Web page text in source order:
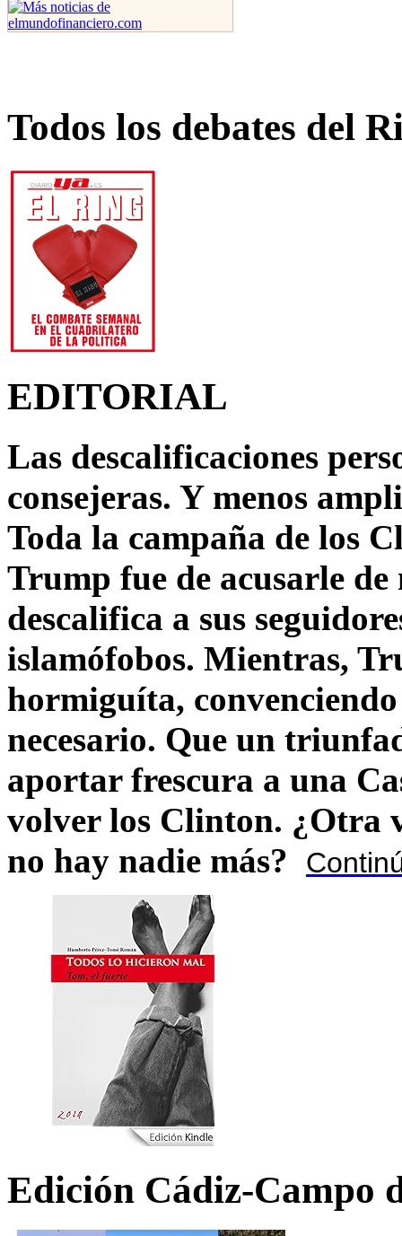
Todos los debates del
EDITORIAL
Las descalificaciones
consejeras. Y menos
Toda la campaña de los
Trump fue de acusarle
descalifica a sus
islamófobos. Mientras,
hormiguíta,
necesario. Que un
aportar frescura a una
volver los Clinton. ¿Otra
no hay nadie más?
Edición Cádiz-Campo